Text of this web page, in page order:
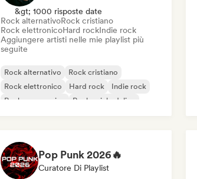
&gt; 1000 risposte date
Rock alternativoRock cristiano
Rock elettronicoHard rockIndie rock
Aggiungere artisti nelle mie playlist più
seguite
Rock alternativo
Rock cristiano
Rock elettronico
Hard rock
Indie rock
Rock progressivo
Rock psichedelico
Pop Punk 2026🔥
Curatore Di Playlist